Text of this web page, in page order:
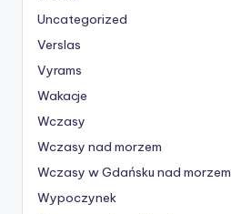
Uncategorized
Verslas
Vyrams
Wakacje
Wczasy
Wczasy nad morzem
Wczasy w Gdańsku nad morzem
Wypoczynek